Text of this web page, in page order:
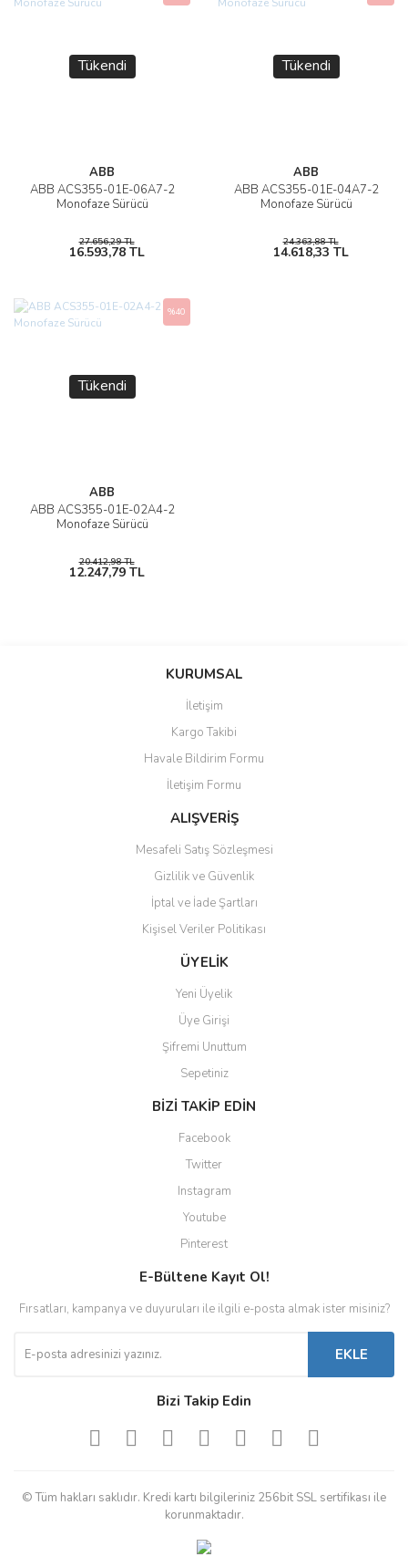
Tükendi
ABB
ABB ACS355-01E-06A7-2
Monofaze Sürücü
27.656,29 TL
16.593,78 TL
Tükendi
ABB
ABB ACS355-01E-04A7-2
Monofaze Sürücü
24.363,88 TL
14.618,33 TL
Tükendi
ABB
ABB ACS355-01E-02A4-2
Monofaze Sürücü
%40
20.412,98 TL
12.247,79 TL
KURUMSAL
İletişim
Kargo Takibi
Havale Bildirim Formu
İletişim Formu
ALIŞVERİŞ
Mesafeli Satış Sözleşmesi
Gizlilik ve Güvenlik
İptal ve İade Şartları
Kişisel Veriler Politikası
ÜYELİK
Yeni Üyelik
Üye Girişi
Şifremi Unuttum
Sepetiniz
BİZİ TAKİP EDİN
Facebook
Twitter
Instagram
Youtube
Pinterest
E-Bültene Kayıt Ol!
Fırsatları, kampanya ve duyuruları ile ilgili e-posta almak ister misiniz?
EKLE
Bizi Takip Edin
© Tüm hakları saklıdır. Kredi kartı bilgileriniz 256bit SSL sertifikası ile
korunmaktadır.